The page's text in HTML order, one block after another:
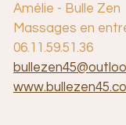
Amélie - Bulle Zen
Massages en
06.11.59.51.36